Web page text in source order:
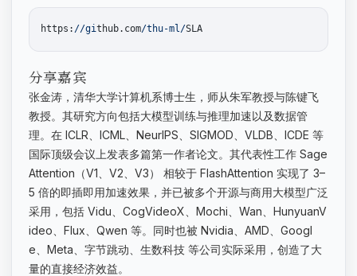
https: //github.com/thu-ml/
分享嘉宾
张金涛，清华大学计算机系博士生，师从朱军教授与陈键飞
教授。其研究方向包括大模型训练与推理加速以及数据管
理。在 ICLR、ICML、NeurIPS、SIGMOD、VLDB、ICDE 等
国际顶级会议上发表多篇第一作者论文。其代表性工作 Sage
Attention（V1、V2、V3） 相较于 FlashAttention 实现了 3–
5 倍的即插即用加速效果，并已被多个开源与商用大模型广泛
采用，包括 Vidu、CogVideoX、Mochi、Wan、HunyuanV
ideo、Flux、Qwen 等。同时也被 Nvidia、AMD、Googl
e、Meta、字节跳动、生数科技 等公司实际采用，创造了大
量的直接经济效益。